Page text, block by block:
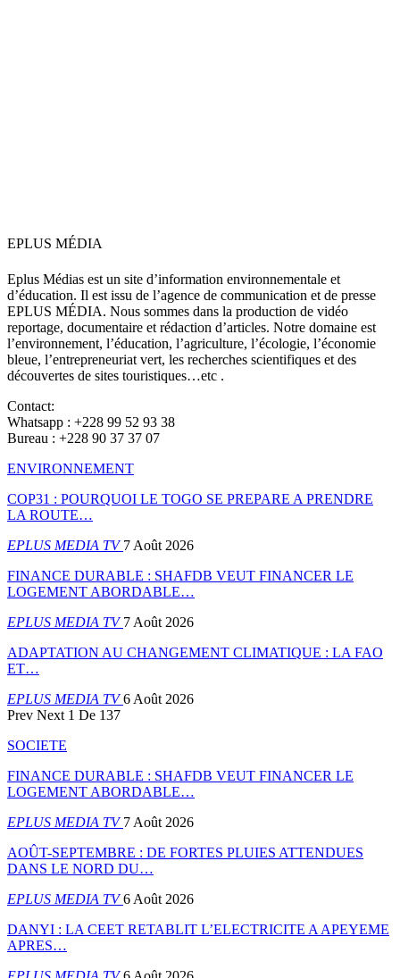
EPLUS MÉDIA
Eplus Médias est un site d’information environnementale et
d’éducation. Il est issu de l’agence de communication et de presse
EPLUS MÉDIA. Nous sommes dans la production de vidéo
reportage, documentaire et rédaction d’articles. Notre domaine est
l’environnement, l’éducation, l’agriculture, l’écologie, l’économie
bleue, l’entrepreneuriat vert, les recherches scientifiques et des
découvertes de sites touristiques…etc .
Contact:
Whatsapp : +228 99 52 93 38
Bureau : +228 90 37 37 07
ENVIRONNEMENT
COP31 : POURQUOI LE TOGO SE PREPARE A PRENDRE
LA ROUTE…
EPLUS MEDIA TV7 Août 2026
FINANCE DURABLE : SHAFDB VEUT FINANCER LE
LOGEMENT ABORDABLE…
EPLUS MEDIA TV7 Août 2026
ADAPTATION AU CHANGEMENT CLIMATIQUE : LA FAO
ET…
EPLUS MEDIA TV6 Août 2026
Prev Next 1 De 137
SOCIETE
FINANCE DURABLE : SHAFDB VEUT FINANCER LE
LOGEMENT ABORDABLE…
EPLUS MEDIA TV7 Août 2026
AOÛT-SEPTEMBRE : DE FORTES PLUIES ATTENDUES
DANS LE NORD DU…
EPLUS MEDIA TV6 Août 2026
DANYI : LA CEET RETABLIT L’ELECTRICITE A APEYEME
APRES…